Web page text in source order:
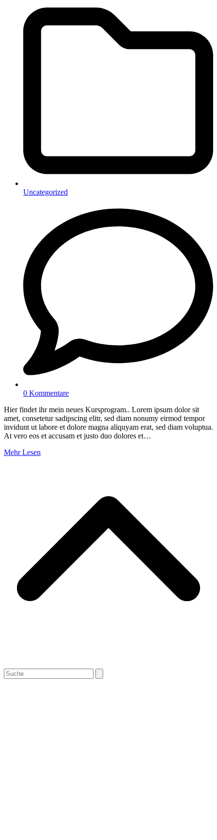
Uncategorized
0 Kommentare
Hier findet ihr mein neues Kursprogram.. Lorem ipsum dolor sit
amet, consetetur sadipscing elitr, sed diam nonumy eirmod tempor
invidunt ut labore et dolore magna aliquyam erat, sed diam voluptua.
At vero eos et accusam et justo duo dolores et…
Mehr Lesen